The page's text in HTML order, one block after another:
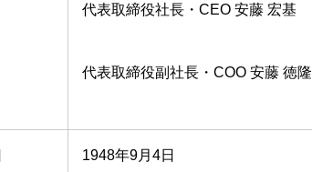
代表取締役社長・CEO 安藤 宏基
代表取締役副社長・COO 安藤 徳隆
1948年9月4日